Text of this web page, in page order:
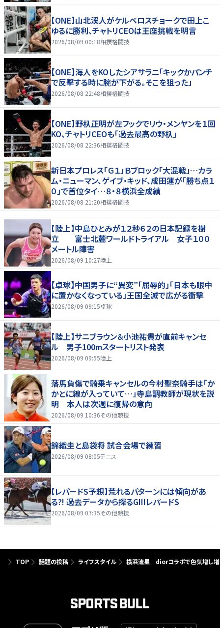
【ONE】山北渓人がケルベロスチョークで田上こ
ゆるに勝利、チャトリCEOは王座挑戦を明言
2026/08/09 00:18相撲格闘技
【ONE】海人をKOしたシアサラニ「キックかパンチ
で反撃する時に腕が下がる。そこを狙った」
2026/08/08 22:48相撲格闘技
【ONE】野杁正明が左フックでリウ・メンヤンを１回
KO、チャトリCEOも「過去最高の野杁」
2026/08/08 22:36相撲格闘技
新日本プロレス「Ｇ１」Ｂブロック「大混戦」…カラ
ム・ニューマン、ゲイブ・キッド、成田蓮が「勝ち点１
０」で首位タイ…８・８横浜全成績
2026/08/08 21:20相撲格闘技
【陸上】中島ひとみが１２秒６２の日本記録を樹
立 富士北麓ワールドトライアル 女子１００
メートル障害
2026/08/09 10:27陸上
【卓球】中国男子に“異変”「屈辱的」「日本も眼中
に置かなくなっている」王国全滅で広がる衝撃
2026/08/09 09:15卓球
【陸上】サニブラウン＆小池祐貴が直前キャンセ
ル 男子100mスタートリスト発表
2026/08/09 09:55陸上
落馬負傷で騎乗キャンセルの今村聖奈騎手は「か
かとに線が入っていて…」寺島調教師が現状を説
明 本人は次週に復帰の意向
2026/08/09 10:36その他競技
錦織圭と島袋将 試合会場で練習
2026/08/09 08:05テニス
【レパードS予想】荒れるパターンには傾向があ
る?! 過去データから探るGIIIレパードS
2026/08/09 07:35その他競技
TOP 話題の投稿 ライフスタイル 横浜流星 diorコラボで色気増し増